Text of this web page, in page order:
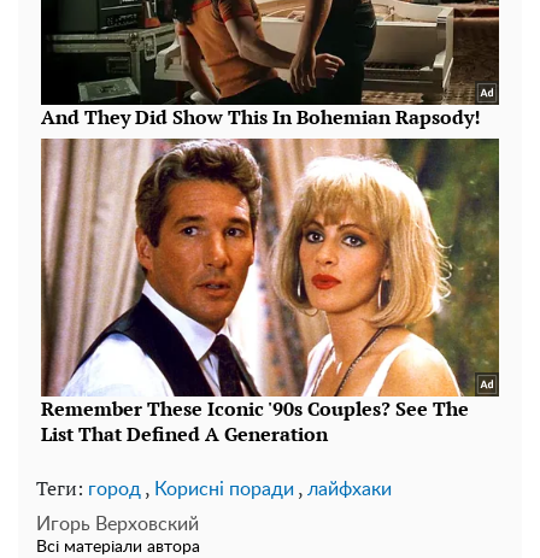
Теги: город , Корисні поради , лайфхаки
Игорь Верховский
Всі матеріали автора